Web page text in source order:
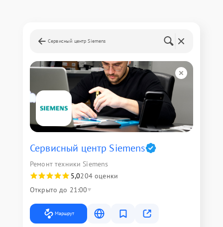
Сервисный центр Siemens
Сервисный центр Siemens
Ремонт техники Siemens
5,0204 оценки
Открыто до 21:00
Маршрут